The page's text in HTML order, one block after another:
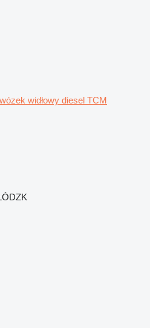
wózek widłowy diesel TCM